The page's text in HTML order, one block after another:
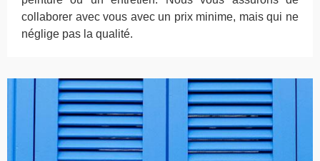
collaborer avec vous avec un prix minime, mais qui ne
néglige pas la qualité.